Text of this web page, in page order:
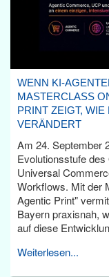
WENN KI-
MASTERCLASS
PRINT ZEIGT,
VERÄNDERT
Am 24. September
Evolutionsstufe
Universal
Workflows. Mit der
Agentic Print"
Bayern praxisnah,
auf diese
Weiterlesen...